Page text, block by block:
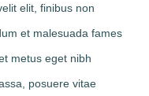
elit, finibus non
et malesuada fames
metus eget nibh
posuere vitae